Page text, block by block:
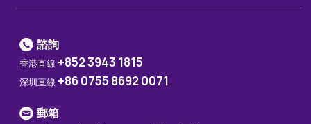
諮詢
香港直線 +852 3943 1815
深圳直線 +86 0755 8692 0071
郵箱